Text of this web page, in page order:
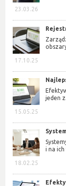
23.03.26
17.10.25
15.05.25
jeden
18.02.25
i na ich